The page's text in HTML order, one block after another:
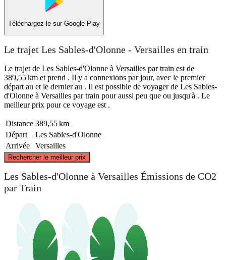
Téléchargez-le sur Google Play
Le trajet Les Sables-d'Olonne - Versailles en train
Le trajet de Les Sables-d'Olonne à Versailles par train est de
389,55 km et prend . Il y a connexions par jour, avec le premier
départ au et le dernier au . Il est possible de voyager de Les Sables-
d'Olonne à Versailles par train pour aussi peu que ou jusqu'à . Le
meilleur prix pour ce voyage est .
Distance 389,55 km
Départ
Les Sables-d'Olonne
Arrivée
Versailles
Rechercher le meilleur prix
Les Sables-d'Olonne à Versailles Émissions de CO2
par Train